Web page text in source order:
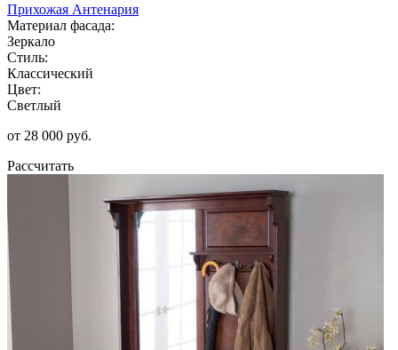
Прихожая Антенария
Материал фасада:
Зеркало
Стиль:
Классический
Цвет:
Светлый
от 28 000 руб.
Рассчитать